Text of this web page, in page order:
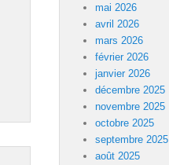
mai 2026
avril 2026
mars 2026
février 2026
janvier 2026
décembre 2025
novembre 2025
octobre 2025
septembre 2025
août 2025